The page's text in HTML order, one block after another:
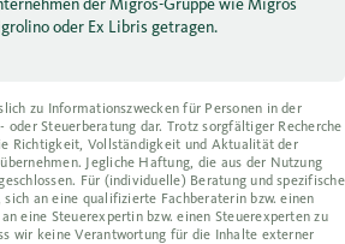
der Migros-Gruppe wie Migros
oder Ex Libris getragen.
zu Informationszwecken für Personen in der
oder Steuerberatung dar. Trotz sorgfältiger Recherche
Richtigkeit, Vollständigkeit und Aktualität der
Jegliche Haftung, die aus der Nutzung
Für (individuelle) Beratung und spezifische
an eine qualifizierte Fachberaterin bzw. einen
eine Steuerexpertin bzw. einen Steuerexperten zu
wir keine Verantwortung für die Inhalte externer